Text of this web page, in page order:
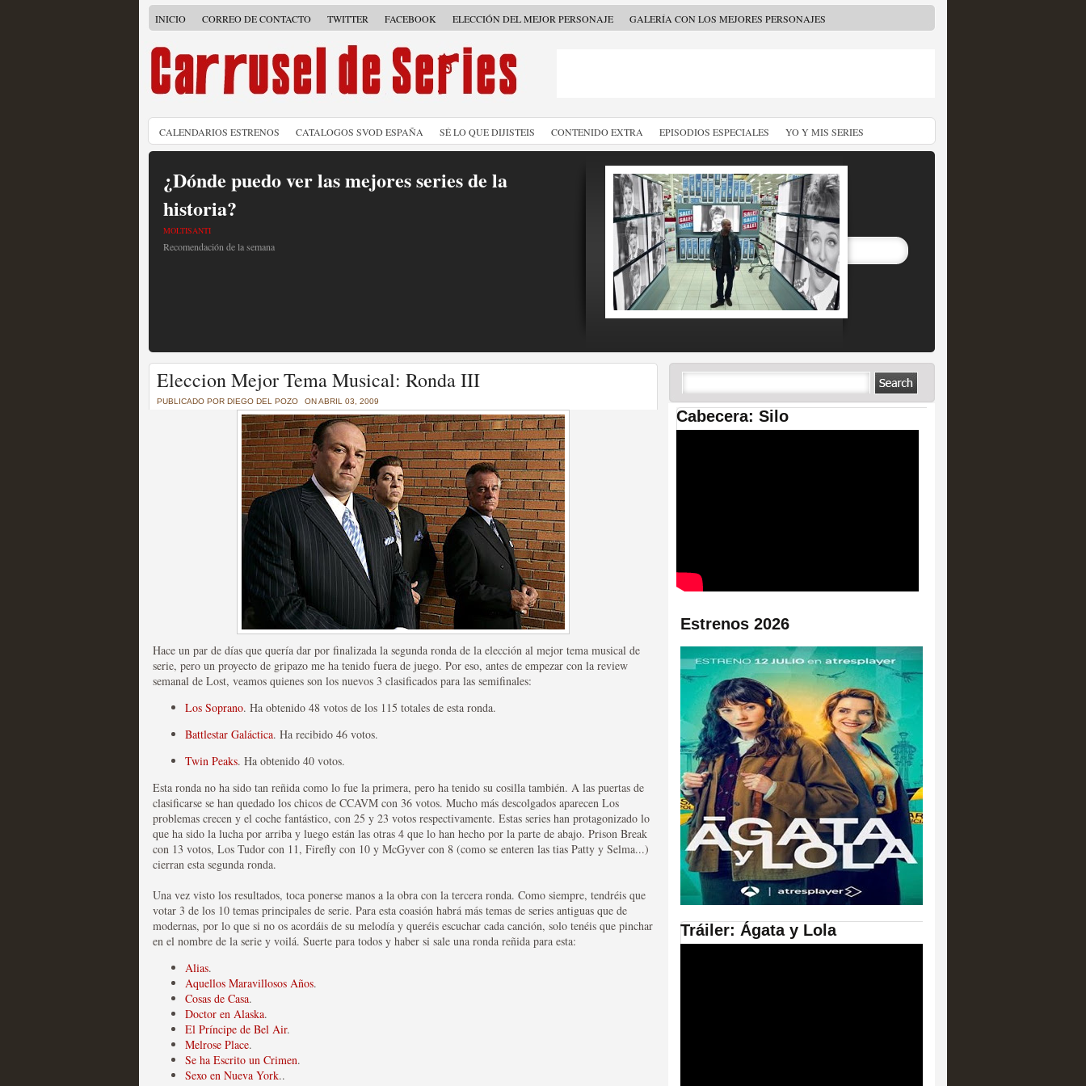
INICIO CORREO DE CONTACTO TWITTER FACEBOOK ELECCIÓN DEL MEJOR PERSONAJE GALERÍA CON LOS MEJORES PERSONAJES
CALENDARIOS ESTRENOS CATALOGOS SVOD ESPAÑA SÉ LO QUE DIJISTEIS CONTENIDO EXTRA EPISODIOS ESPECIALES YO Y MIS SERIES
¿Dónde puedo ver las mejores series de la
historia?
MOLTISANTI
Recomendación de la semana
Un recorrido por todas las temporadas de Game
of Thrones a través de sus mejores tráilers
Recomendación de la semana
La burbuja de los jugadores de la ficción
Recomendación de la semana
Las series disponibles en las plataformas SVOD
tienen fecha de caducidad
MOLTISANTI
Recomendación de la semana
La barrera de las 500 series al año se superará
desde Silicon Valley
MOLTISANTI
Recomendación de la semana
Eleccion Mejor Tema Musical: Ronda III
PUBLICADO POR DIEGO DEL POZO ON ABRIL 03, 2009
Hace un par de días que quería dar por finalizada la segunda ronda de la elección al mejor tema musical de
serie, pero un proyecto de gripazo me ha tenido fuera de juego. Por eso, antes de empezar con la review
semanal de Lost, veamos quienes son los nuevos 3 clasificados para las semifinales:
Los Soprano. Ha obtenido 48 votos de los 115 totales de esta ronda.
Battlestar Galáctica. Ha recibido 46 votos.
Twin Peaks. Ha obtenido 40 votos.
Esta ronda no ha sido tan reñida como lo fue la primera, pero ha tenido su cosilla también. A las puertas de
clasificarse se han quedado los chicos de CCAVM con 36 votos. Mucho más descolgados aparecen Los
problemas crecen y el coche fantástico, con 25 y 23 votos respectivamente. Estas series han protagonizado lo
que ha sido la lucha por arriba y luego están las otras 4 que lo han hecho por la parte de abajo. Prison Break
con 13 votos, Los Tudor con 11, Firefly con 10 y McGyver con 8 (como se enteren las tias Patty y Selma...)
cierran esta segunda ronda.
Una vez visto los resultados, toca ponerse manos a la obra con la tercera ronda. Como siempre, tendréis que
votar 3 de los 10 temas principales de serie. Para esta coasión habrá más temas de series antiguas que de
modernas, por lo que si no os acordáis de su melodía y queréis escuchar cada canción, solo tenéis que pinchar
en el nombre de la serie y voilá. Suerte para todos y haber si sale una ronda reñida para esta:
Alias.
Aquellos Maravillosos Años.
Cosas de Casa.
Doctor en Alaska.
El Príncipe de Bel Air.
Melrose Place.
Se ha Escrito un Crimen.
Sexo en Nueva York..
Cabecera: Silo
Estrenos 2026
Tráiler: Ágata y Lola